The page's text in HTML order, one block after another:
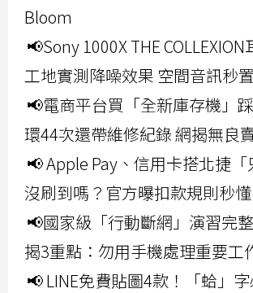
Bloom
📢Sony 1000X THE COLLEXION
工地實測降噪效果 空間音訊秒
📢電商平台買「全新庫存機」
環44次還帶維修紀錄 網揭無良
📢 Apple Pay、信用卡搭北捷
沒刷到嗎？官方曝扣款規則秒懂
📢國家級「行動斷網」演習完
揭3重點：勿用手機處理重要工
📢 LINE免費貼圖4款！「蛤」